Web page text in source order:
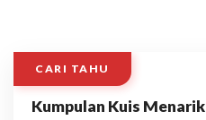
CARI TAHU
Kumpulan Kuis Menarik